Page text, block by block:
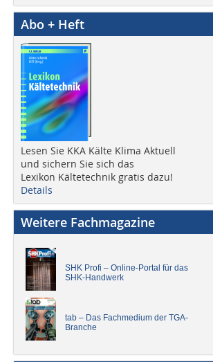
Abo + Heft
Lesen Sie KKA Kälte Klima Aktuell
und sichern Sie sich das
Lexikon Kältetechnik gratis dazu!
Details
Weitere Fachmagazine
SHK Profi – Online-Portal für das
SHK-Handwerk
tab – Das Fachmedium der TGA-
Branche